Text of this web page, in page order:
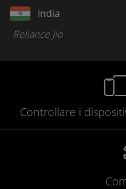
India
Reliance Jio
Controllare i